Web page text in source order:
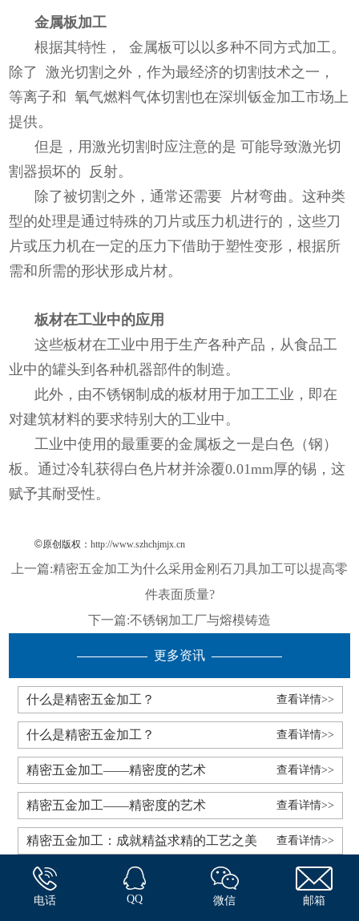
金属板加工
根据其特性， 金属板可以以多种不同方式加工。
除了 激光切割之外，作为最经济的切割技术之一，
等离子和 氧气燃料气体切割也在深圳钣金加工市场上
提供。
但是，用激光切割时应注意的是 可能导致激光切
割器损坏的 反射。
除了被切割之外，通常还需要 片材弯曲。这种类
型的处理是通过特殊的刀片或压力机进行的，这些刀
片或压力机在一定的压力下借助于塑性变形，根据所
需和所需的形状形成片材。
板材在工业中的应用
这些板材在工业中用于生产各种产品，从食品工
业中的罐头到各种机器部件的制造。
此外，由不锈钢制成的板材用于加工工业，即在
对建筑材料的要求特别大的工业中。
工业中使用的最重要的金属板之一是白色（钢）
板。通过冷轧获得白色片材并涂覆0.01mm厚的锡，这
赋予其耐受性。
©原创版权：http://www.szhchjmjx.cn
上一篇:精密五金加工为什么采用金刚石刀具加工可以提高零
件表面质量?
下一篇:不锈钢加工厂与熔模铸造
更多资讯
什么是精密五金加工？ 查看详情>>
什么是精密五金加工？ 查看详情>>
精密五金加工——精密度的艺术 查看详情>>
精密五金加工——精密度的艺术 查看详情>>
精密五金加工：成就精益求精的工艺之美 查看详情>>
电话 QQ 微信 邮箱